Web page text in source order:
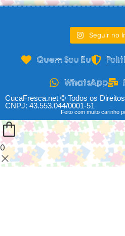
Seguir no
Quem Sou Eu
WhatsApp
CucaFresca.net © Todos os
CNPJ: 43.553.044/0001-51
Feito com muito carinho
0